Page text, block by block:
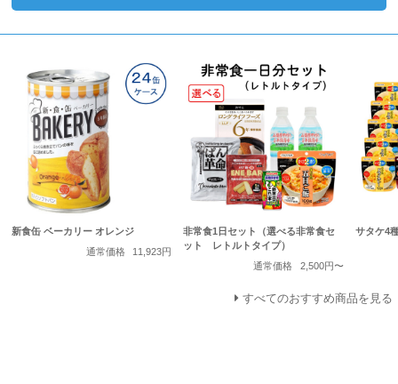
新食缶 ベーカリー オレンジ
通常価格
11,923円
非常食1日セット（選べる非常食セ
ット レトルトタイプ）
通常価格
2,500円〜
サタケ4
すべてのおすすめ商品を見る